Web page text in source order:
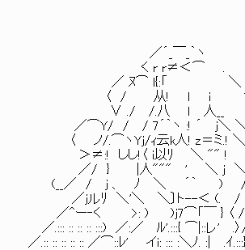
／´_￣_｀ヽ
く r r≠＜⌒ .
／ ﾇ⌒ l{:「 ＼ __
〈 / 从! ｌ i ヽ. ハ
∨ ./ /.八 ｌ 人__
／⌒Y/ / / 7´｀ヽ :! ´ j＼ ＼
〈 ノ/.⌒ヽYj/ｨ云k人! z＝ミ.! ＼
＞≠:! しし!〈 i以ﾘ ＼ "" !
／/ } |人""" ' ＼ j ＼! ! ﾊ
(__／ / j 、 ﾉ ＼ ´｀ ) /
／jルﾘ ＼'＼ ＼〕ト--＜ (. /
／^ー‐く >: ) )j7⌒「￣ } 〈 /
／.::: :: :: :: :::) ／:／ ﾙ
／.:: :: :: :: :: ／⌒::ﾚ' イi: